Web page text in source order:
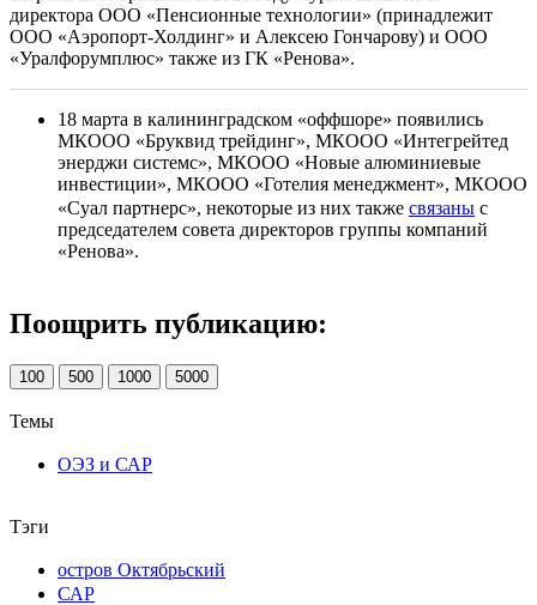
директора ООО «Пенсионные технологии» (принадлежит
ООО «Аэропорт-Холдинг» и Алексею Гончарову) и ООО
«Уралфорумплюс» также из ГК «Ренова».
18 марта в калининградском «оффшоре» появились
МКООО «Бруквид трейдинг», МКООО «Интегрейтед
энерджи системс», МКООО «Новые алюминиевые
инвестиции», МКООО «Готелия менеджмент», МКООО
«Суал партнерс», некоторые из них также связаны с
председателем совета директоров группы компаний
«Ренова».
Поощрить публикацию:
100 500 1000 5000
Темы
ОЭЗ и САР
Тэги
остров Октябрьский
САР